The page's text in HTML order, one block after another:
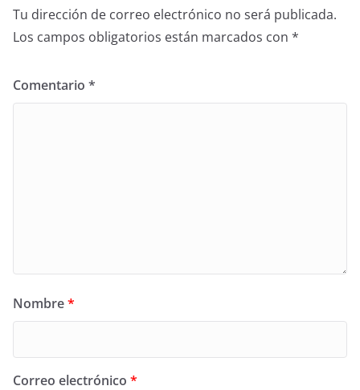
Tu dirección de correo electrónico no será publicada.
Los campos obligatorios están marcados con *
Comentario *
Nombre*
Correo electrónico *